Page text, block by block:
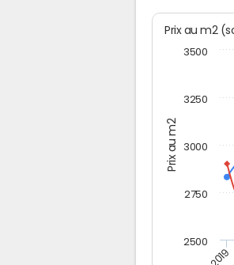
Prix au m2 3000
2500
2750
3250
3500